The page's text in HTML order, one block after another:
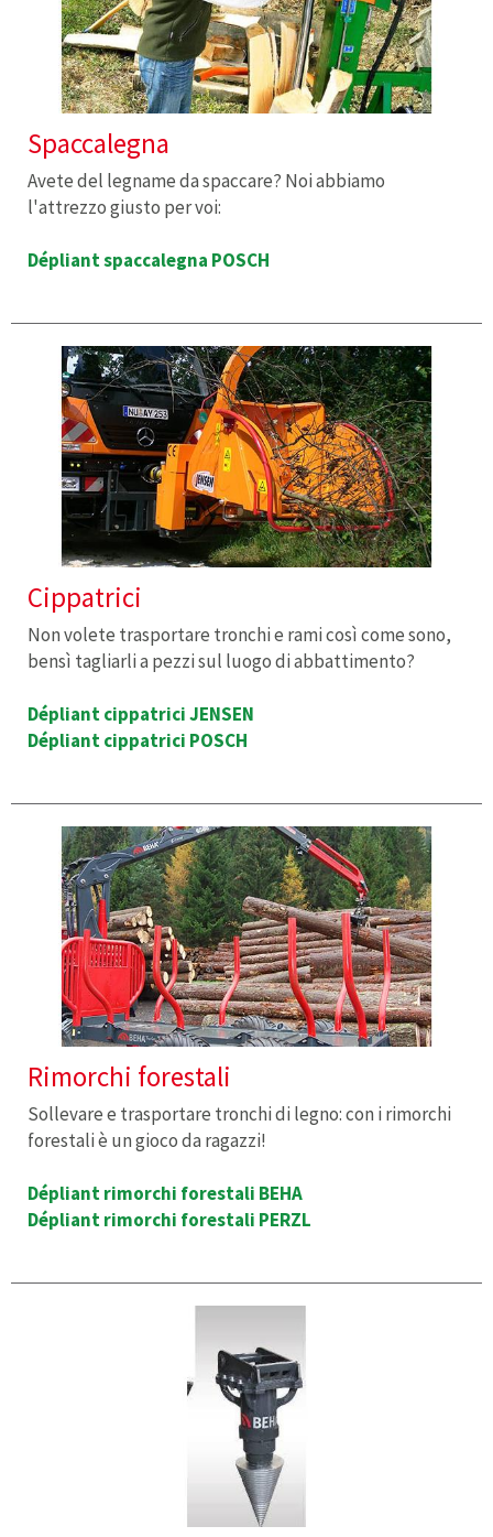
Spaccalegna
Avete del legname da spaccare? Noi abbiamo
l'attrezzo giusto per voi:
Dépliant spaccalegna POSCH
Cippatrici
Non volete trasportare tronchi e rami così come sono,
bensì tagliarli a pezzi sul luogo di abbattimento?
Dépliant cippatrici JENSEN
Dépliant cippatrici POSCH
Rimorchi forestali
Sollevare e trasportare tronchi di legno: con i rimorchi
forestali è un gioco da ragazzi!
Dépliant rimorchi forestali BEHA
Dépliant rimorchi forestali PERZL